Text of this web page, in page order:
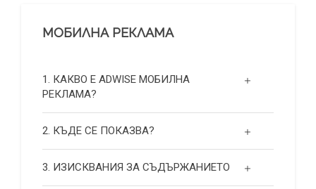
МОБИЛНА РЕКЛАМА
1. КАКВО Е ADWISE МОБИЛНА
РЕКЛАМА?
2. КЪДЕ СЕ ПОКАЗВА?
3. ИЗИСКВАНИЯ ЗА СЪДЪРЖАНИЕТО